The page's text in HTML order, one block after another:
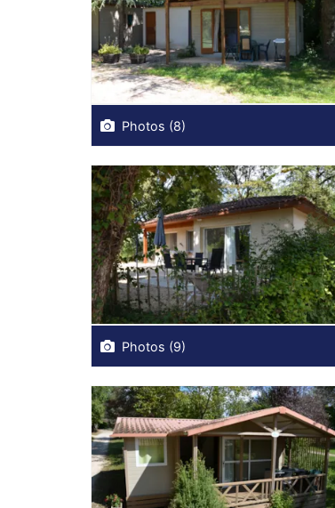
Photos (8)
Photos (9)